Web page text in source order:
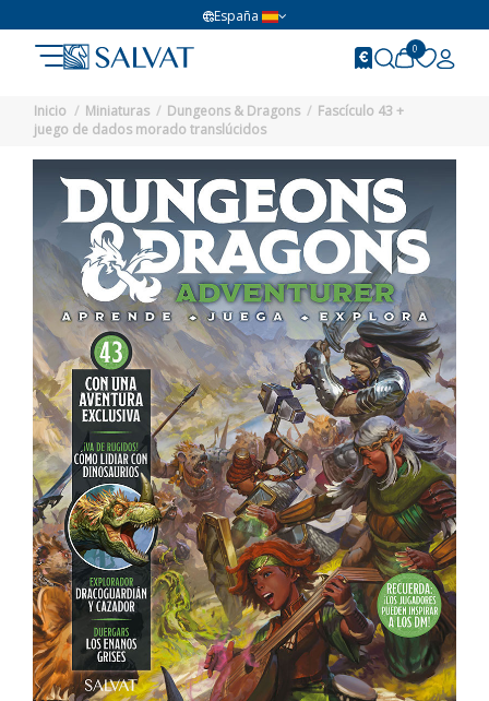
España
0
Inicio Miniaturas Dungeons & Dragons
Fascículo 43 +
juego de dados morado translúcidos